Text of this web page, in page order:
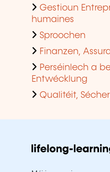
Gestioun
humaines
Sproochen
Finanzen,
Perséinlech a
Entwécklung
Qualitéit,